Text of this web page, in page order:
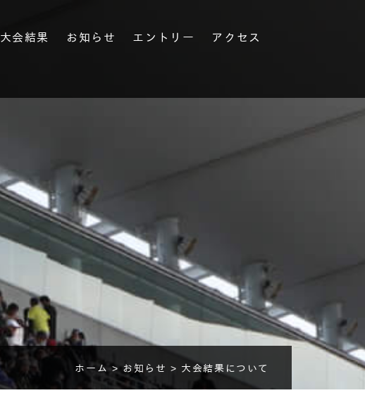
大会結果 お知らせ エントリー アクセス
ホーム >お知らせ > 大会結果について